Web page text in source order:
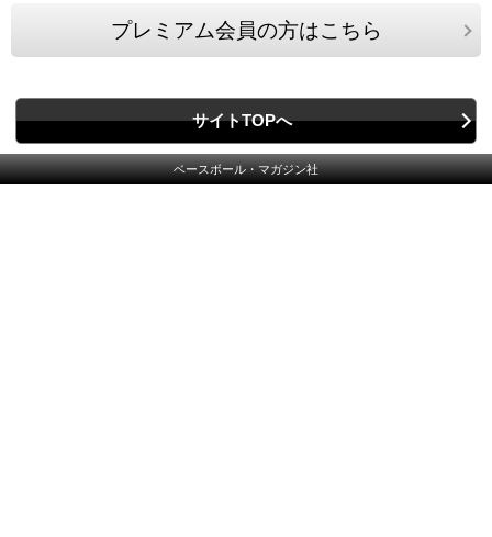
プレミアム会員の方はこちら
サイトTOPへ
ベースボール・マガジン社